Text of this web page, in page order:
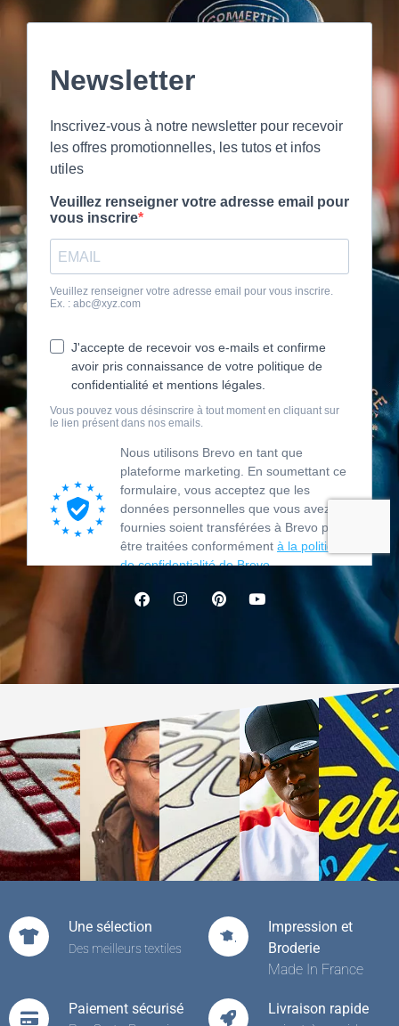
Une sélection
Des meilleurs textiles
Impression et
Broderie
Made In France
Paiement sécurisé
Livraison rapide